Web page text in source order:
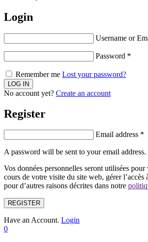
Login
Username or
Password *
Remember me Lost your password?
No account yet? Create an account
Register
Email address *
A password will be sent to your email address.
Vos données personnelles seront utilisées
cours de votre visite du site web, gérer l’accès
pour d’autres raisons décrites dans notre
REGISTER
Have an Account. Login
0